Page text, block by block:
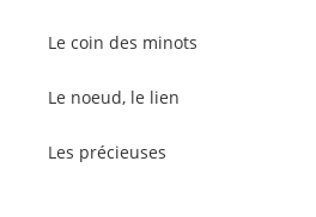
Le coin des minots
Le noeud, le lien
Les précieuses